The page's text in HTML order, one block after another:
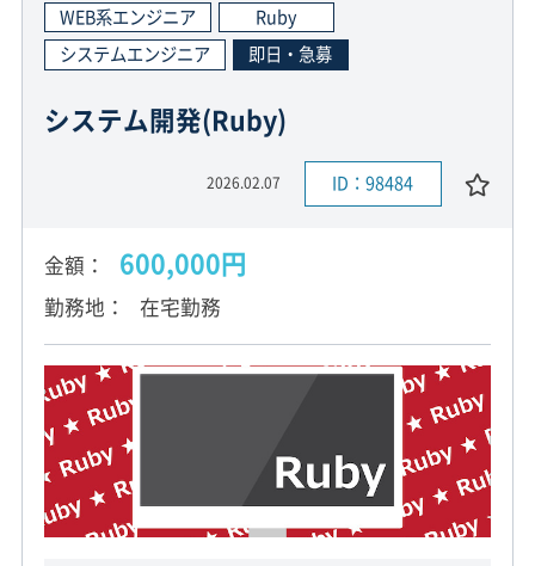
WEB系エンジニア
Ruby
システムエンジニア
即日・急募
システム開発(Ruby)
2026.02.07 ID：98484
金額 600,000円
勤務地 在宅勤務